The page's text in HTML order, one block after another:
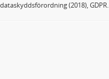
dataskyddsförordning (2018), GDPR.